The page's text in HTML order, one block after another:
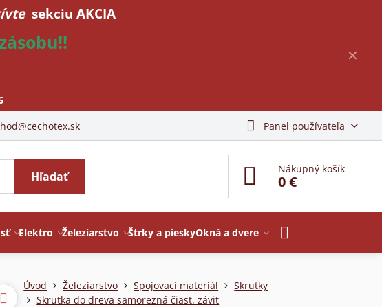
✕
sekciu AKCIA
Panel používateľa
Hľadať
Nákupný košík
0 €
Elektro Železiarstvo Štrky a pieskyOkná a dvere
Úvod Železiarstvo Spojovací materiál
Skrutky
Skrutka do dreva samorezná čiast. závit